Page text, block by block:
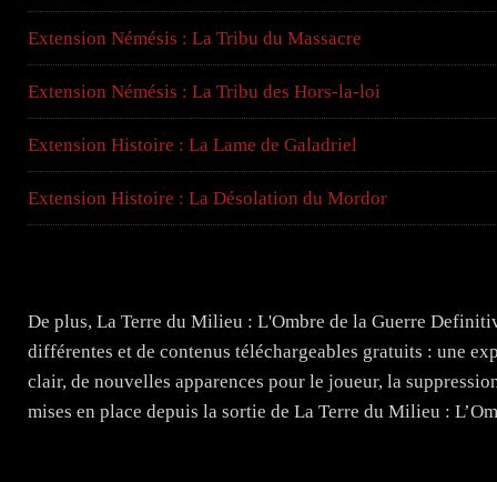
Extension Némésis : La Tribu du Massacre
Extension Némésis : La Tribu des Hors-la-loi
Extension Histoire : La Lame de Galadriel
Extension Histoire : La Désolation du Mordor
De plus, La Terre du Milieu : L'Ombre de la Guerre
différentes et de contenus téléchargeables gratuits : une
clair, de nouvelles apparences pour le joueur, la
mises en place depuis la sortie de La Terre du Milieu :